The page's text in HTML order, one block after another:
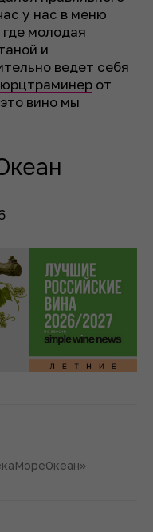
у нас в меню
молодая
и
ведет себя
от
вино мы